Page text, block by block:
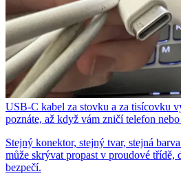
USB-C kabel za stovku a za tisícovku
poznáte, až když vám zničí telefon
Stejný konektor, stejný tvar, stejná
může skrývat propast v proudové třídě,
bezpečí.